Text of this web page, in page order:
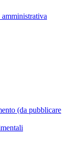
(da pubblicare